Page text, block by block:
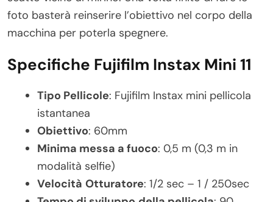
foto basterà reinserire l’obiettivo nel corpo della
macchina per poterla spegnere.
Specifiche Fujifilm Instax Mini 11
Tipo Pellicole: Fujifilm Instax mini pellicola
istantanea
Obiettivo: 60mm
Minima messa a fuoco: 0,5 m (0,3 m in
modalità selfie)
Velocità Otturatore: 1/2 sec – 1 / 250sec